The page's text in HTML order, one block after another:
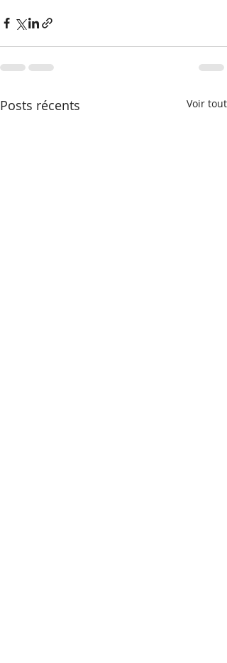
Posts récents Voir tout